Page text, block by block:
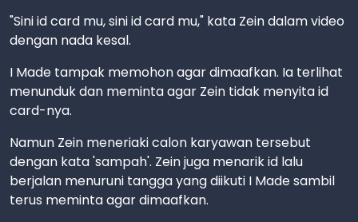
"Sini id card mu, sini id card mu," kata Zein dalam video
dengan nada kesal.
I Made tampak memohon agar dimaafkan. Ia terlihat
menunduk dan meminta agar Zein tidak menyita id
card-nya.
Namun Zein meneriaki calon karyawan tersebut
dengan kata 'sampah'. Zein juga menarik id lalu
berjalan menuruni tangga yang diikuti I Made sambil
terus meminta agar dimaafkan.